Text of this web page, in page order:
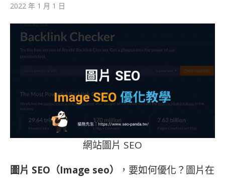
2022 年 1 月 1 日
網站圖片 SEO
圖片 SEO（Image seo）
，要如何優化？圖片在